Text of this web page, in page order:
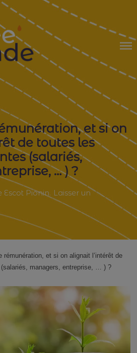
et si on
de toutes les
(salariés,
… ) ?
Escot Pionin. Laisser un
rémunération, et si on alignait l’intérêt de
managers, entreprise, … ) ?